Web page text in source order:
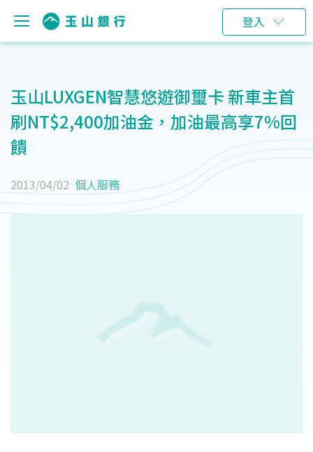
登入
玉山LUXGEN智慧悠遊御璽卡 新車主首
刷NT$2,400加油金，加油最高享7%回
饋
2013/04/02 個人服務